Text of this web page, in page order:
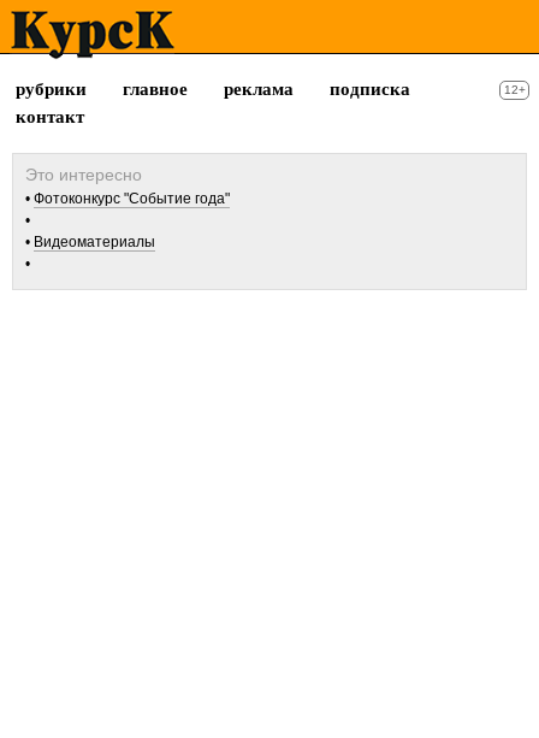
рубрики главное реклама
подписка
контакт
12+
Фотоконкурс "Событие года"
Видеоматериалы